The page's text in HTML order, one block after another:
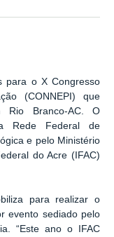
para o X Congresso
(CONNEPI) que
Rio Branco-AC. O
Rede Federal de
e pelo Ministério
do Acre (IFAC)
para realizar o
evento sediado pelo
“Este ano o IFAC